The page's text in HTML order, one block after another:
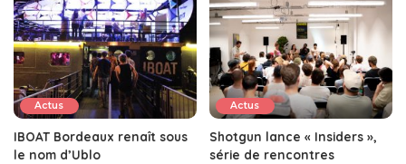
Actus
IBOAT Bordeaux renaît sous
le nom d’Ublo
Actus
Shotgun lance « Insiders »,
série de rencontres